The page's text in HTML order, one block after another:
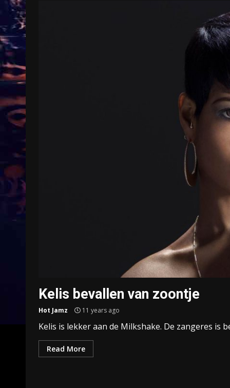
Kelis bevallen van zoontje
Hot Jamz 11 years ago
Kelis is lekker aan de Milkshake. De zangeres is
Read More